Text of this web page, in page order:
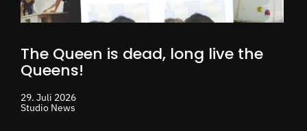
The Queen is dead, long live the
Queens!
29. Juli 2026
Studio News